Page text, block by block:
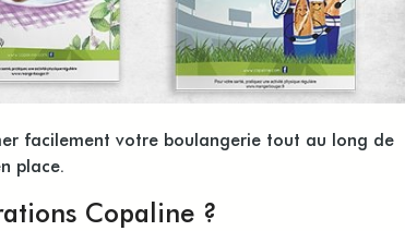
facilement votre boulangerie tout au long de
place.
Copaline ?